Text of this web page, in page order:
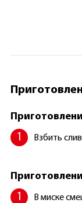
Взбить
В миске